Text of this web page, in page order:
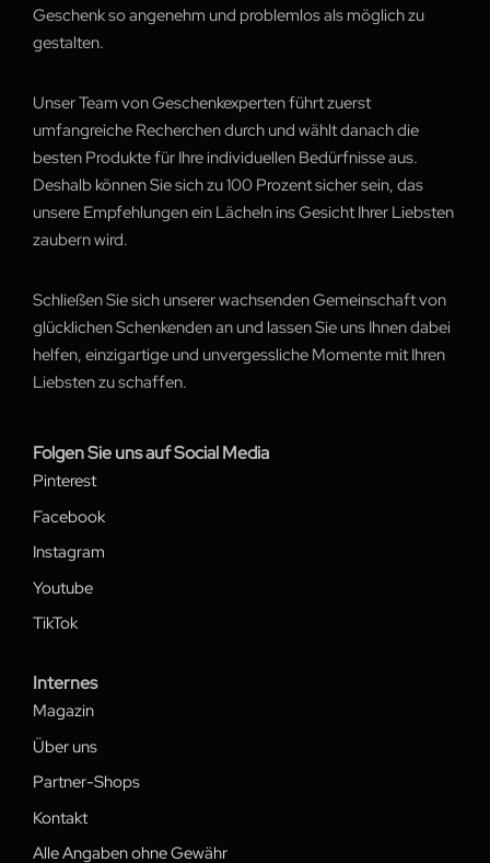
Geschenk so angenehm und problemlos als möglich zu
gestalten.
Unser Team von Geschenkexperten führt zuerst
umfangreiche Recherchen durch und wählt danach die
besten Produkte für Ihre individuellen Bedürfnisse aus.
Deshalb können Sie sich zu 100 Prozent sicher sein, das
unsere Empfehlungen ein Lächeln ins Gesicht Ihrer Liebsten
zaubern wird.
Schließen Sie sich unserer wachsenden Gemeinschaft von
glücklichen Schenkenden an und lassen Sie uns Ihnen dabei
helfen, einzigartige und unvergessliche Momente mit Ihren
Liebsten zu schaffen.
Folgen Sie uns auf Social Media
Pinterest
Facebook
Instagram
Youtube
TikTok
Internes
Magazin
Über uns
Partner-Shops
Kontakt
Alle Angaben ohne Gewähr